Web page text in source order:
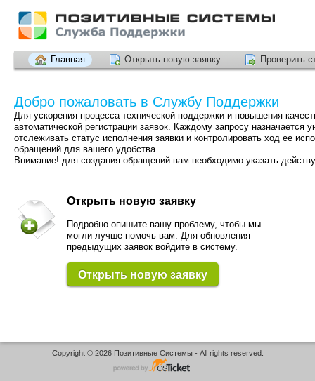
Главная Открыть новую заявку Проверить
Добро пожаловать в Службу Поддержки
Для ускорения процесса технической поддержки и повышения
автоматической регистрации заявок. Каждому запросу
отслеживать статус исполнения заявки и контролировать ход ее
обращений для вашего удобства.
Внимание! для создания обращений вам необходимо указать
Открыть новую заявку
Подробно опишите вашу проблему, чтобы мы
могли лучше помочь вам. Для обновления
предыдущих заявок войдите в систему.
Открыть новую заявку
Copyright © 2026 Позитивные Системы - All rights reserved.